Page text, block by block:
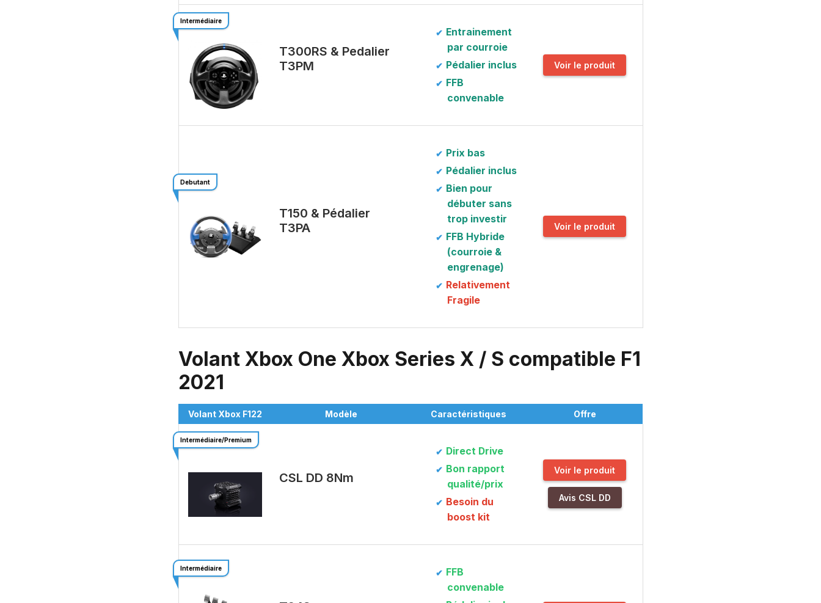
Intermédiaire
T300RS & Pedalier
T3PM
Entrainement
par courroie
Pédalier inclus
FFB
convenable
Voir le produit
Debutant
T150 & Pédalier
T3PA
Prix bas
Pédalier inclus
Bien pour
débuter sans
trop investir
FFB Hybride
(courroie &
engrenage)
Relativement
Fragile
Voir le produit
Volant Xbox One Xbox Series X / S compatible F1
2021
Volant Xbox F122 Modèle Caractéristiques Offre
Intermédiaire/Premium
CSL DD 8Nm
Direct Drive
Bon rapport
qualité/prix
Besoin du
boost kit
Voir le produit
Avis CSL DD
Intermédiaire
FFB
convenable